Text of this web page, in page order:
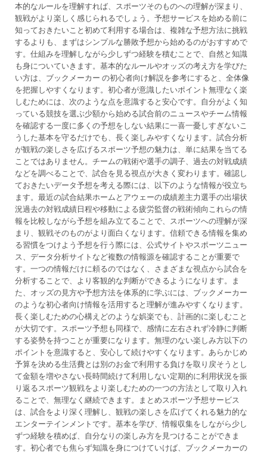
本的なルールを理解すれば、スポーツそのものへの理解が深まり、
観戦がより楽しく感じられるでしょう。予想サービスを始める前に
知っておきたいこと初めて利用する場合は、複雑な予想方法に挑戦
するよりも、まずはシンプルな勝敗予想から始めるのがおすすめで
す。仕組みを理解しながら少しずつ経験を積むことで、自然と知識
も身についていきます。基本的なルールやオッズの考え方を学びた
い方は、ブックメーカー の初心者向け解説を参考にすると、全体像
を把握しやすくなります。初心者が意識したいポイント無理なく楽
しむためには、次のような点を意識すると安心です。自分がよく知
っている競技を選ぶ少額から始める試合前のニュースやチーム情報
を確認する一度に多くの予想をしない結果に一喜一憂しすぎないこ
うした基本を守るだけでも、長く楽しみやすくなります。試合分析
が観戦の楽しさを広げるスポーツ予想の魅力は、単に結果を当てる
ことではありません。チームの戦術や選手の調子、過去の対戦成績
などを調べることで、試合を見る視点が大きく変わります。確認し
ておきたいデータ予想を考える際には、以下のような情報が役立ち
ます。最近の試合結果ホームとアウェーの成績差主力選手の出場状
況過去の対戦成績日程や移動による疲労監督の戦術傾向これらの情
報を比較しながら予想を組み立てることで、スポーツへの理解が深
まり、観戦そのものがより面白くなります。信頼できる情報を集め
る習慣をつけよう予想を行う際には、公式サイトやスポーツニュー
ス、データ分析サイトなど複数の情報源を確認することが重要で
す。一つの情報だけに頼るのではなく、さまざまな視点から試合を
分析することで、より客観的な判断ができるようになります。ま
た、オッズの見方や予想方法を体系的に学ぶには、ブックメーカー
のような初心者向け情報を活用すると理解が進みやすくなります。
長く楽しむための心構えどのような娯楽でも、計画的に楽しむこと
が大切です。スポーツ予想も同様で、感情に左右されず冷静に判断
する姿勢を持つことが重要になります。無理のない楽しみ方以下の
ポイントを意識すると、安心して続けやすくなります。あらかじめ
予算を決める生活費とは別のお金で利用する負けを取り戻そうとし
て金額を増やさない長時間続けて利用しない定期的に利用状況を振
り返るスポーツ観戦をより楽しむための一つの方法として取り入れ
ることで、無理なく継続できます。まとめスポーツ予想サービス
は、試合をより深く理解し、観戦の楽しさを広げてくれる魅力的な
エンターテインメントです。基本を学び、情報収集をしながら少し
ずつ経験を積めば、自分なりの楽しみ方を見つけることができま
す。初心者でも焦らず知識を身につけていけば、ブックメーカーの